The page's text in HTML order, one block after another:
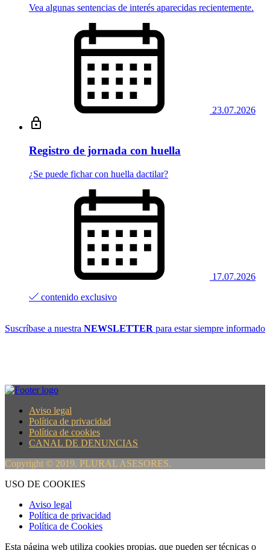
Vea algunas sentencias de interés aparecidas recientemente.
23.07.2026
Registro de jornada con huella
¿Se puede fichar con huella dactilar?
17.07.2026
contenido exclusivo
Suscríbase a nuestra NEWSLETTER para estar siempre informado
Aviso legal
Política de privacidad
Política de cookies
CANAL DE DENUNCIAS
Copyright © 2019. PLURAL ASESORES.
USO DE COOKIES
Aviso legal
Política de privacidad
Política de Cookies
Esta página web utiliza cookies propias, que pueden ser técnicas o